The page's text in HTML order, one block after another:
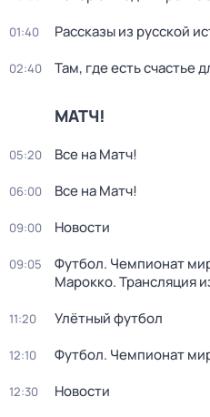
01:40 Рассказы из русской
02:40 Там, где есть счастье
МАТЧ!
05:20 Все на Матч!
06:00 Все на Матч!
09:00 Новости
09:05
Футбол. Чемпионат
Марокко. Трансляция
11:20 Улётный футбол
12:10 Футбол. Чемпионат
12:30 Новости